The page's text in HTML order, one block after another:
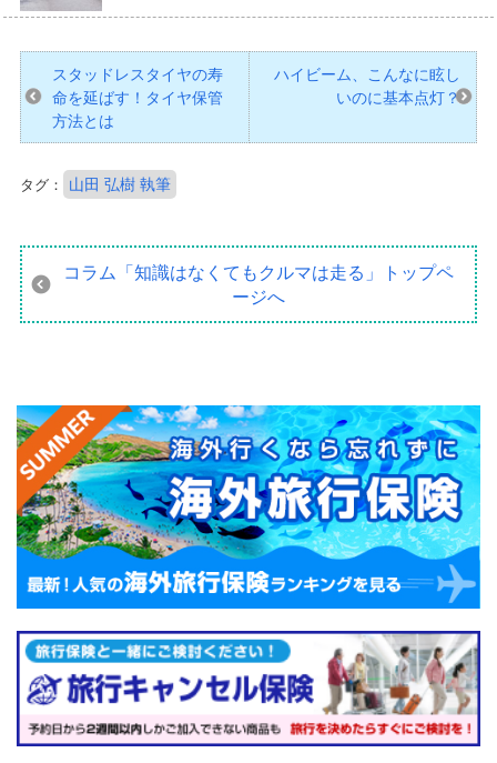
スタッドレスタイヤの寿
命を延ばす！タイヤ保管
方法とは
ハイビーム、こんなに眩し
いのに基本点灯？
タグ： 山田 弘樹 執筆
コラム「知識はなくてもクルマは走る」
トップペ
ージへ